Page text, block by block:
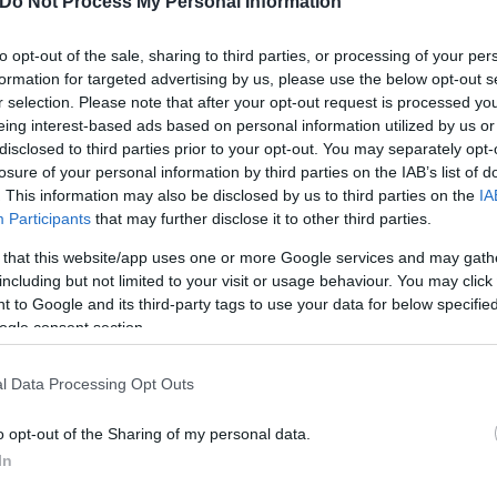
opt-out of the sale, sharing to third parties, or processing of your
for targeted advertising by us, please use the below opt-out
selection. Please note that after your opt-out request is processed
interest-based ads based on personal information utilized by us
to third parties prior to your opt-out. You may separately
of your personal information by third parties on the IAB’s list of
This information may also be disclosed by us to third parties on the
Participants that may further disclose it to other third parties.
that this website/app uses one or more Google services and may
but not limited to your visit or usage behaviour. You may
to Google and its third-party tags to use your data for below
consent section.
Data Processing Opt Outs
opt-out of the Sharing of my personal data.
επαγγελματιών και αυτοαπασχολούμενων με
φορολογίας
και να προαναγγέλλει νέο πλαίσιο
προβλέπει τα ακόλουθα: